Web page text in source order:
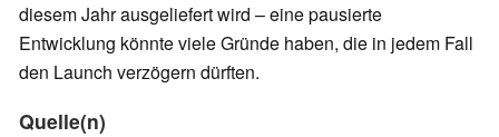
diesem Jahr ausgeliefert wird – eine pausierte
Entwicklung könnte viele Gründe haben, die in jedem Fall
den Launch verzögern dürften.
Quelle(n)